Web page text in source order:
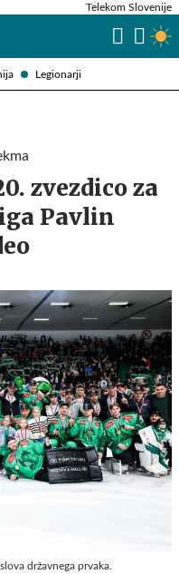
Legionarji
Telekom Slovenije
zvezdico za
Pavlin
državnega prvaka.